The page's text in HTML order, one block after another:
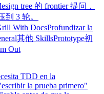
tree 的 frontier 提问，
3 轮。
With DocsProfundizar la
其他 SkillsPrototype初
Out
TDD en la
la prueba primero"